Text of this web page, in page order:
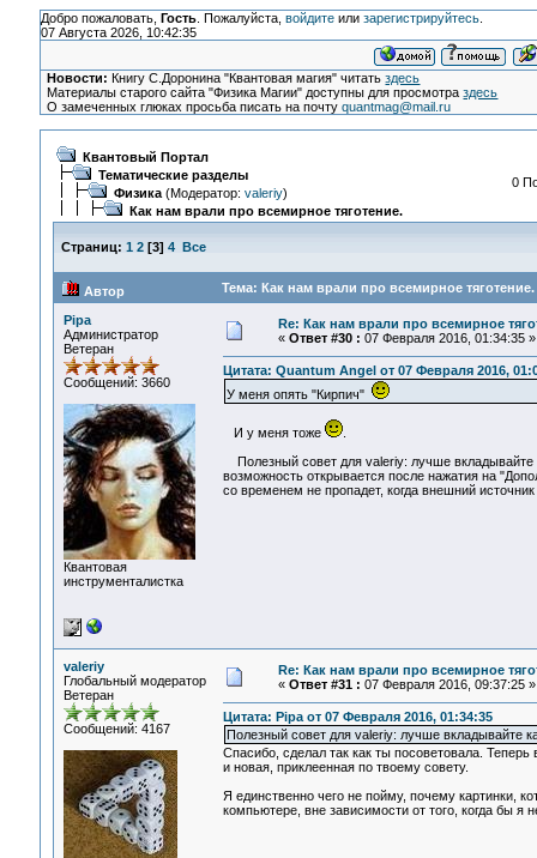
Добро пожаловать, Гость. Пожалуйста, войдитеили зарегистрируйтесь.
07 Августа 2026, 10:42:35
Новости: Книгу С.Доронина "Квантовая магия" читатьздесь
Материалы старого сайта "Физика Магии" доступны для просмотраздесь
О замеченных глюках просьба писать на почтуquantmag@mail.ru
Квантовый Портал
Тематические разделы
Физика(Модератор: valeriy)
Как нам врали про всемирное тяготение.
0
Страниц: 1 2[3] 4 Все
Автор Тема: Как нам врали про всемирное
Pipa
Администратор
Ветеран
Сообщений: 3660
Квантовая
инструменталистка
Re: Как нам врали про всемирное
« Ответ #30 : 07 Февраля 2016, 01:34:35 »
Цитата: Quantum Angel от 07 Февраля 2016,
У меня опять "Кирпич"
И у меня тоже
.
Полезный совет для valeriy: лучше вкладывайте
возможность открывается после нажатия на
со временем не пропадет, когда внешний источник
valeriy
Глобальный модератор
Ветеран
Сообщений: 4167
Re: Как нам врали про всемирное
« Ответ #31 : 07 Февраля 2016, 09:37:25 »
Цитата: Pipa от 07 Февраля 2016, 01:34:35
Полезный совет для valeriy: лучше вкладывайте
Спасибо, сделал так как ты посоветовала.
и новая, приклеенная по твоему совету.
Я единственно чего не пойму, почему картинки,
компьютере, вне зависимости от того, когда бы